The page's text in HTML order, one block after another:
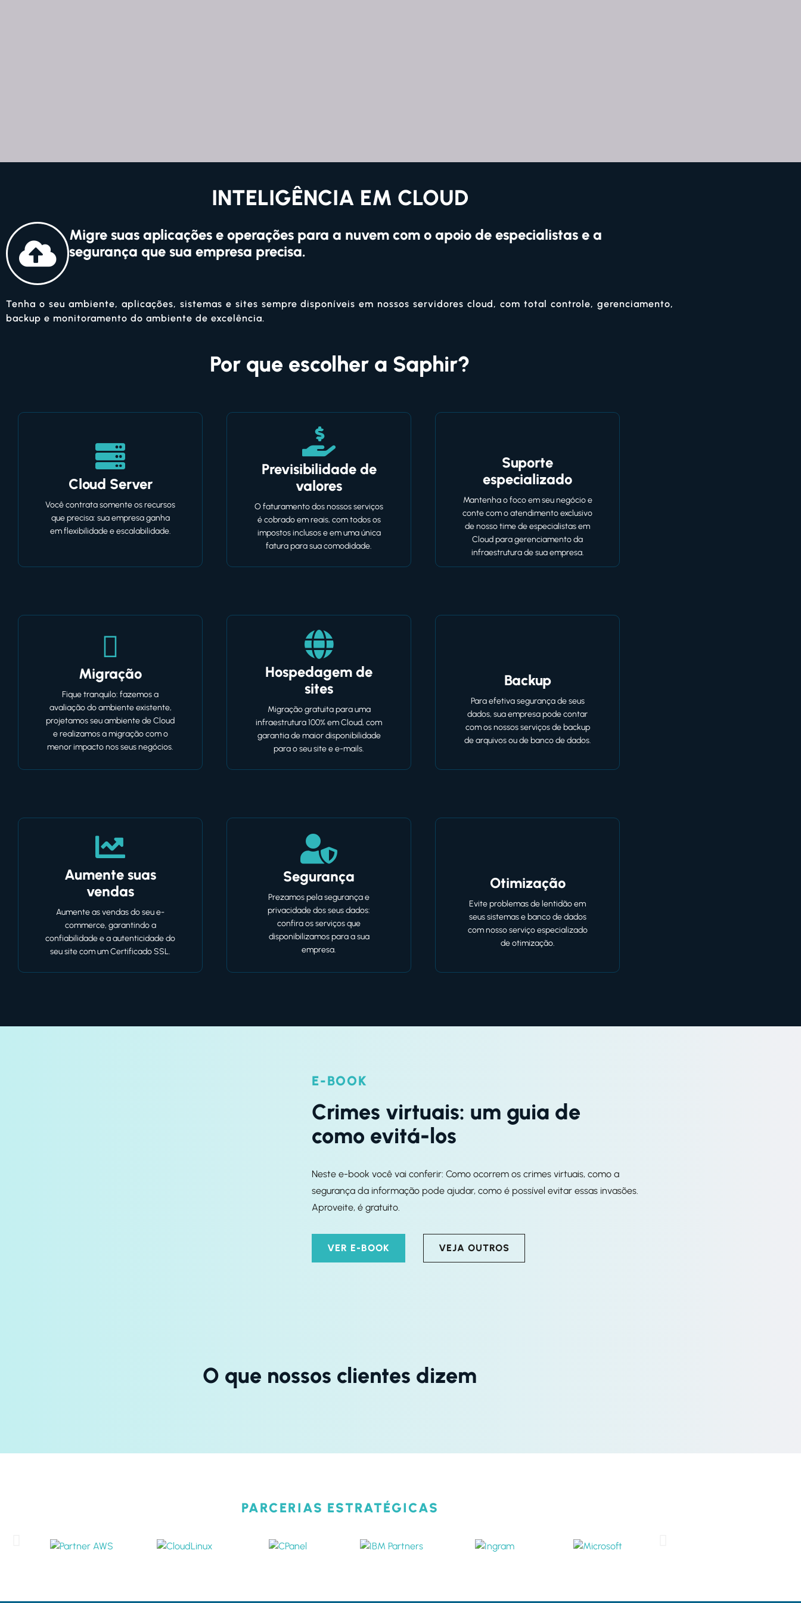
CLOUD
SERVER
INTELIGÊNCIA EM CLOUD​
Migre suas aplicações e operações para a nuvem com o apoio de especialistas e a
segurança que sua empresa precisa.
Tenha o seu ambiente, aplicações, sistemas e sites sempre disponíveis em nossos servidores cloud, com total controle, gerenciamento,
backup e monitoramento do ambiente de excelência.
Por que escolher a Saphir?
Cloud Server
Você contrata somente os recursos
que precisa: sua empresa ganha
em flexibilidade e escalabilidade.
Previsibilidade de
valores
O faturamento dos nossos serviços
é cobrado em reais, com todos os
impostos inclusos e em uma única
fatura para sua comodidade.
Suporte
especializado
Mantenha o foco em seu negócio e
conte com o atendimento exclusivo
de nosso time de especialistas em
Cloud para gerenciamento da
infraestrutura de sua empresa.
Migração
Fique tranquilo: fazemos a
avaliação do ambiente existente,
projetamos seu ambiente de Cloud
e realizamos a migração com o
menor impacto nos seus negócios.
Hospedagem de
sites
Migração gratuita para uma
infraestrutura 100% em Cloud, com
garantia de maior disponibilidade
para o seu site e e-mails.
Backup
Para efetiva segurança de seus
dados, sua empresa pode contar
com os nossos serviços de backup
de arquivos ou de banco de dados.
Aumente suas
vendas
Aumente as vendas do seu e-
commerce, garantindo a
confiabilidade e a autenticidade do
seu site com um Certificado SSL.
Segurança
Prezamos pela segurança e
privacidade dos seus dados:
confira os serviços que
disponibilizamos para a sua
empresa.
Otimização
Evite problemas de lentidão em
seus sistemas e banco de dados
com nosso serviço especializado
de otimização.
E-BOOK
Crimes virtuais: um guia de
como evitá-los
Neste e-book você vai conferir: Como ocorrem os crimes virtuais, como a
segurança da informação pode ajudar, como é possível evitar essas invasões.
Aproveite, é gratuito.
VER E-BOOK VEJA OUTROS
O que nossos clientes dizem
PARCERIAS ESTRATÉGICAS